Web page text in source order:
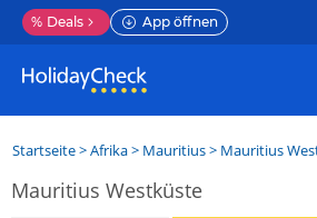
% Deals App öffnen
Startseite>Afrika> Mauritius> Mauritius
Mauritius Westküste